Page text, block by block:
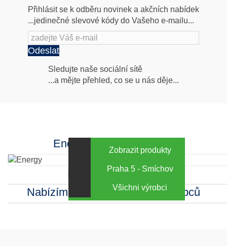
Přihlásit se k odběru novinek a akčních nabídek
...jedinečné slevové kódy do Vašeho e-mailu...
Odeslat
Následujte
Sledujte naše sociální sítě
...a mějte přehled, co se u nás děje...
Energy za výhodné ceny
Zobrazit produkty
Kamenná prodejna
Praha 5 - Smíchov
Nabízíme sortiment mnoha výrobců
Všichni výrobci